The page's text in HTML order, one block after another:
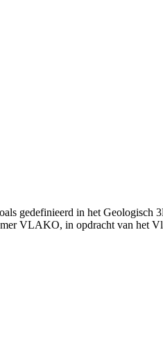
gedefinieerd in het
VLAKO, in opdracht van het